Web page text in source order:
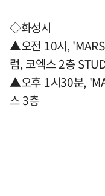
◇화성시
▲오전 10시,
럼, 코엑스 2층
▲오후 1시30분,
스 3층